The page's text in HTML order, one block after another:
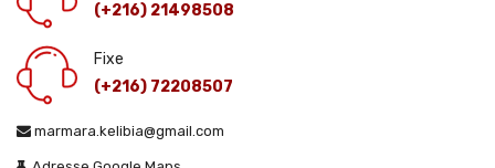
(+216) 21498508
Fixe
(+216) 72208507
marmara.kelibia@gmail.com